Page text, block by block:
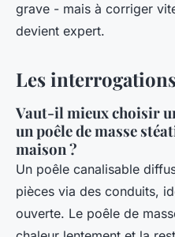
grave - mais à corriger
devient expert.
Les
Vaut-il mieux choisir
un poêle de masse
maison ?
Un poêle canalisable
pièces via des conduits,
ouverte. Le poêle de